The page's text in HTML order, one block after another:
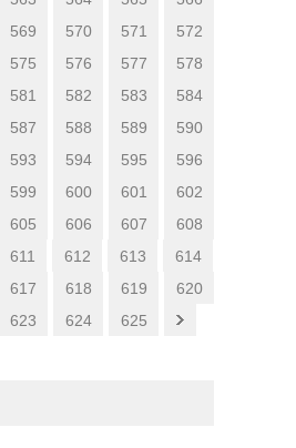
569 570 571
572
575 576 577
578
581 582 583
584
587 588 589
590
593 594 595
596
599 600 601
602
605 606 607
608
611 612 613
614
617 618 619
620
623 624 625